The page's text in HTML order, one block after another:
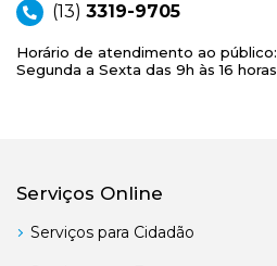
(13) 3319-9705
Horário de atendimento ao público:
Segunda a Sexta das 9h às 16 horas
Serviços Online
Serviços para Cidadão